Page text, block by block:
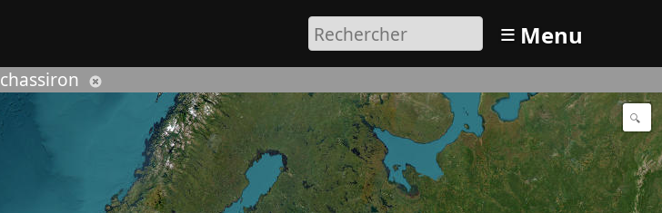
≡ Menu
chassiron